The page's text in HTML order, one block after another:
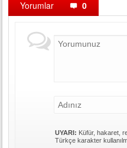
Yorumlar 0
UYARI: Küfür, hakaret,
Türkçe karakter